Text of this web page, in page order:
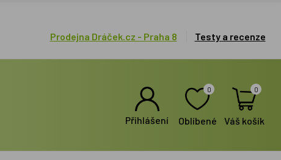
Prodejna Dráček.cz - Praha 8 Testy a recenze
Přihlášení
0
Oblíbené
0
Váš košík